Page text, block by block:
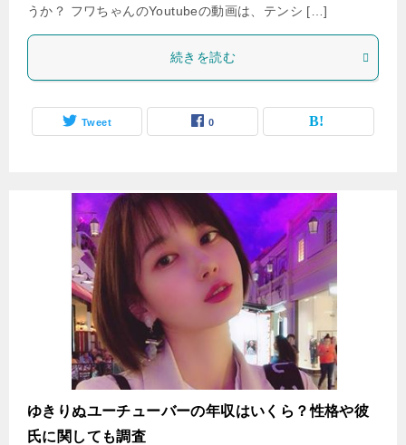
うか？ フワちゃんのYoutubeの動画は、テンシ […]
続きを読む
Tweet 0
ゆきりぬユーチューバーの年収はいくら？性格や彼
氏に関しても調査